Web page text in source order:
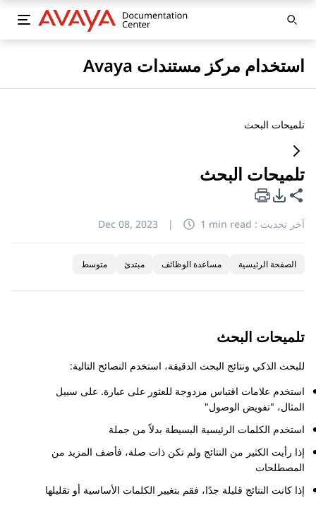
استخدام مركز مستندات Avaya
تلميحات البحث
تلميحات البحث
مشاركة هذه الصفحة
خيارات تصدير PDF
آخر تحديث : Dec 08, 2023 | 1 min read
الصفحة الرئيسية مساعدة الوظائف مبتدئ متوسط
تلميحات البحث
للبحث الذكي ونتائج البحث الدقيقة، استخدم النصائح التالية:
استخدم علامات اقتباس مزدوجة للعثور على عبارة. على سبيل
المثال، تفويض الوصول
استخدم الكلمات الرئيسية البسيطة بدلاً من جملة
إذا رأيت الكثير من النتائج ولم تكن ذات صلة، فأضف المزيد من
المصطلحات
إذا كانت النتائج قليلة جدًا، فقم بتغيير الكلمات الأساسية أو تقليلها